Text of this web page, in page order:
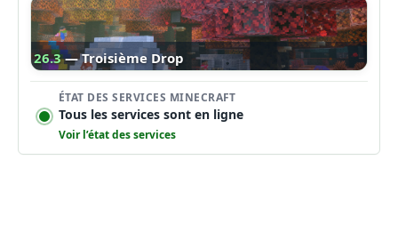
26.3 — Troisième Drop
ÉTAT DES SERVICES MINECRAFT
Tous les services sont en ligne
Voir l’état des services